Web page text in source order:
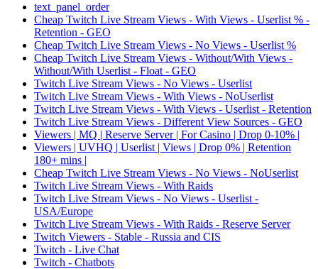
text_panel_order
Cheap Twitch Live Stream Views - With Views - Userlist % -
Retention - GEO
Cheap Twitch Live Stream Views - No Views - Userlist %
Cheap Twitch Live Stream Views - Without/With Views -
Without/With Userlist - Float - GEO
Twitch Live Stream Views - No Views - Userlist
Twitch Live Stream Views - With Views - NoUserlist
Twitch Live Stream Views - With Views - Userlist - Retention
Twitch Live Stream Views - Different View Sources - GEO
Viewers | MQ | Reserve Server | For Casino | Drop 0-10% |
Viewers | UVHQ | Userlist | Views | Drop 0% | Retention
180+ mins |
Cheap Twitch Live Stream Views - No Views - NoUserlist
Twitch Live Stream Views - With Raids
Twitch Live Stream Views - No Views - Userlist -
USA/Europe
Twitch Live Stream Views - With Raids - Reserve Server
Twitch Viewers - Stable - Russia and CIS
Twitch - Live Chat
Twitch - Chatbots